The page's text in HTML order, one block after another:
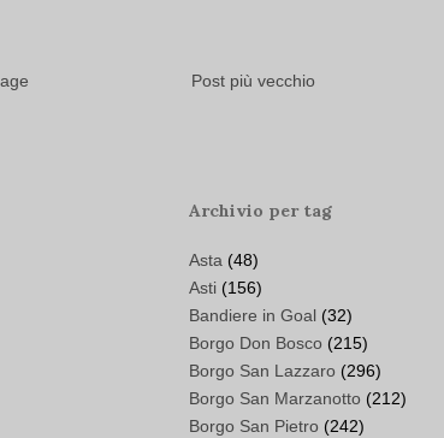
Post più vecchio
Archivio per tag
Asta (48)
Asti (156)
Bandiere in Goal (32)
Borgo Don Bosco (215)
Borgo San Lazzaro (296)
Borgo San Marzanotto (212)
Borgo San Pietro (242)